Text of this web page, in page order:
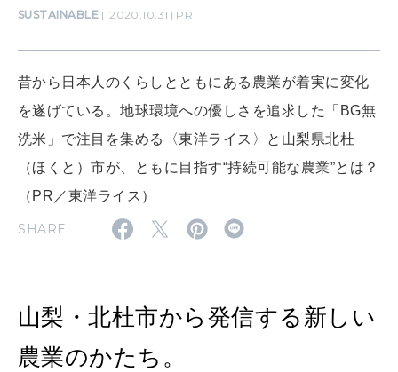
2026年4月号「未来をつくる、学びの教科書。」
2026年3月号「スイーツ予想図 2026」
2026年2月号「良運を掴む 新・開運術。」
2026年1月号「猫がいれば、幸せ」
SUSTAINABLE 2020.10.31 PR
昔から日本人のくらしとともにある農業が着実に変化
を遂げている。地球環境への優しさを追求した「BG無
洗米」で注目を集める〈東洋ライス〉と山梨県北杜
（ほくと）市が、ともに目指す“持続可能な農業”とは？
（PR／東洋ライス）
SHARE
山梨・北杜市から発信する新しい
農業のかたち。